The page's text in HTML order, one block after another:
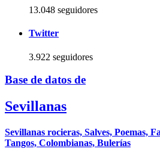
13.048 seguidores
Twitter
3.922 seguidores
Base de datos de
Sevillanas
Sevillanas rocieras, Salves, Poemas,
Tangos, Colombianas, Bulerías